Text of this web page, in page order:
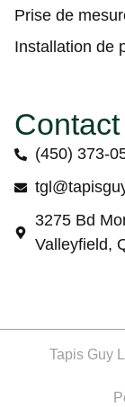
Prise de
Installation de
Contact
(450) 373-
3275 Bd
Valleyfield,
Tapis Guy